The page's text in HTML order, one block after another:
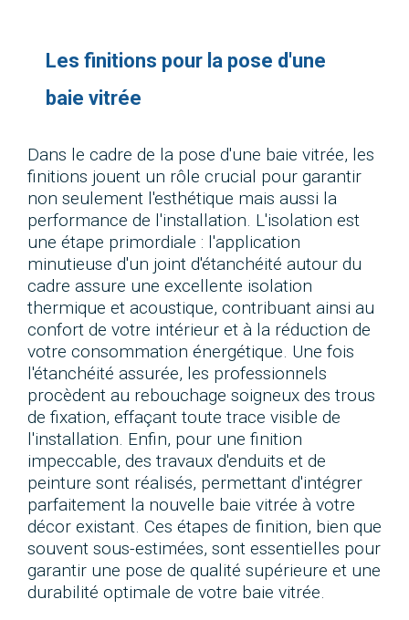
Les finitions pour la pose d'une
baie vitrée
Dans le cadre de la pose d'une baie vitrée, les
finitions jouent un rôle crucial pour garantir
non seulement l'esthétique mais aussi la
performance de l'installation. L'isolation est
une étape primordiale : l'application
minutieuse d'un joint d'étanchéité autour du
cadre assure une excellente isolation
thermique et acoustique, contribuant ainsi au
confort de votre intérieur et à la réduction de
votre consommation énergétique. Une fois
l'étanchéité assurée, les professionnels
procèdent au rebouchage soigneux des trous
de fixation, effaçant toute trace visible de
l'installation. Enfin, pour une finition
impeccable, des travaux d'enduits et de
peinture sont réalisés, permettant d'intégrer
parfaitement la nouvelle baie vitrée à votre
décor existant. Ces étapes de finition, bien que
souvent sous-estimées, sont essentielles pour
garantir une pose de qualité supérieure et une
durabilité optimale de votre baie vitrée.